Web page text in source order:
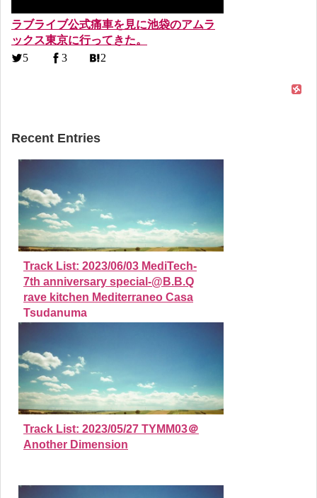
ラブライブ公式痛車を見に池袋のアムラ
ックス東京に行ってきた。
5 3 2
Recent Entries
Track List: 2023/06/03 MediTech-
7th anniversary special-@B.B.Q
rave kitchen Mediterraneo Casa
Tsudanuma
Track List: 2023/05/27 TYMM03＠
Another Dimension